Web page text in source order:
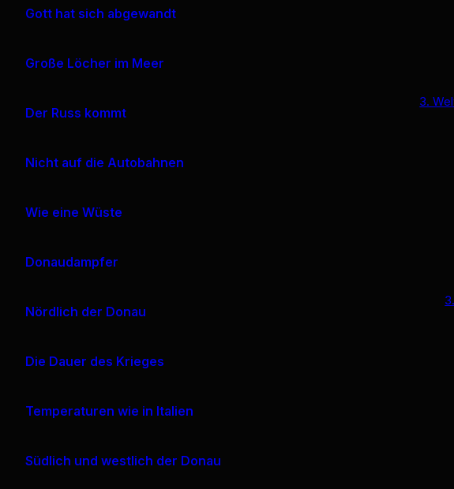
Gott hat sich abgewandt
Große Löcher im Meer
Der Russ kommt
3.
Nicht auf die Autobahnen
Wie eine Wüste
Donaudampfer
Nördlich der Donau
Die Dauer des Krieges
Temperaturen wie in Italien
Südlich und westlich der Donau